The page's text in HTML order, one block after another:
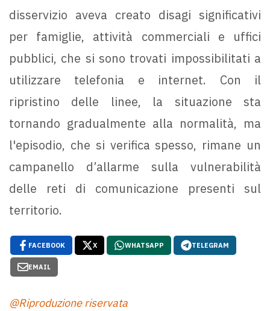
disservizio aveva creato disagi significativi
per famiglie, attività commerciali e uffici
pubblici, che si sono trovati impossibilitati a
utilizzare telefonia e internet. Con il
ripristino delle linee, la situazione sta
tornando gradualmente alla normalità, ma
l'episodio, che si verifica spesso, rimane un
campanello d’allarme sulla vulnerabilità
delle reti di comunicazione presenti sul
territorio.
FACEBOOK X WHATSAPP TELEGRAM
EMAIL
@Riproduzione riservata